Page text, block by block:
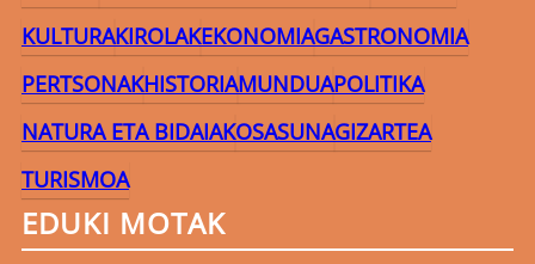
KULTURAKIROLAKEKONOMIAGASTRONOMIA
PERTSONAKHISTORIAMUNDUAPOLITIKA
NATURA ETA BIDAIAKOSASUNAGIZARTEA
TURISMOA
EDUKI MOTAK